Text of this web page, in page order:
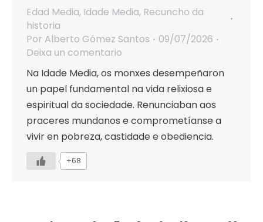
Edad Media, Idade Media, Recuncho da
historia
Por Alberto Gómez Santos
09/07/2026
Deixa un comentario
Na Idade Media, os monxes desempeñaron
un papel fundamental na vida relixiosa e
espiritual da sociedade. Renunciaban aos
praceres mundanos e comprometíanse a
vivir en pobreza, castidade e obediencia.
+68